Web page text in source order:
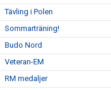
Tävling i Polen
Sommarträning!
Budo Nord
Veteran-EM
RM medaljer